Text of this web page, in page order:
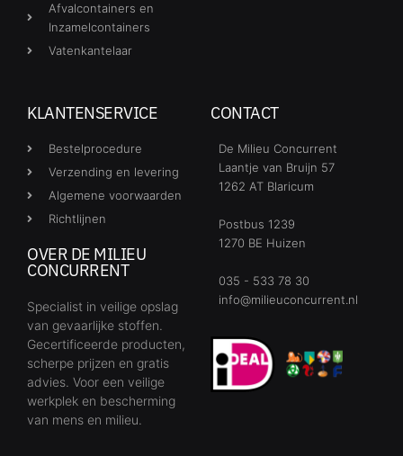
Afvalcontainers en
Inzamelcontainers
Vatenkantelaar
KLANTENSERVICE
Bestelprocedure
Verzending en levering
Algemene voorwaarden
Richtlijnen
OVER DE MILIEU
CONCURRENT
Specialist in veilige opslag
van gevaarlijke stoffen.
Gecertificeerde producten,
scherpe prijzen en gratis
advies. Voor een veilige
werkplek en bescherming
van mens en milieu.
CONTACT
De Milieu Concurrent
Laantje van Bruijn 57
1262 AT Blaricum
Postbus 1239
1270 BE Huizen
035 - 533 78 30
info@milieuconcurrent.nl